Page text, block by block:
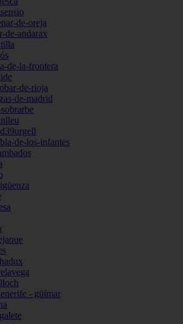
de-oreja
de-andarax
de-la-frontera
de-rioja
de-madrid
de-los-infantes
- güímar